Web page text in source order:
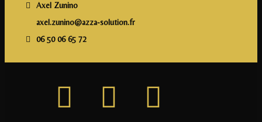
Axel Zunino
axel.zunino@azza-solution.fr
06 50 06 65 72